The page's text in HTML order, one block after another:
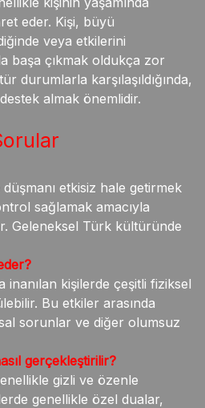
eder. Kişi, büyü
veya etkilerini
başa çıkmak oldukça zor
durumlarla karşılaşıldığında,
almak önemlidir.
etkisiz hale getirmek
sağlamak amacıyla
Geleneksel Türk kültüründe
inanılan kişilerde çeşitli fiziksel
Bu etkiler arasında
sorunlar ve diğer olumsuz
gerçekleştirilir?
gizli ve özenle
genellikle özel dualar,